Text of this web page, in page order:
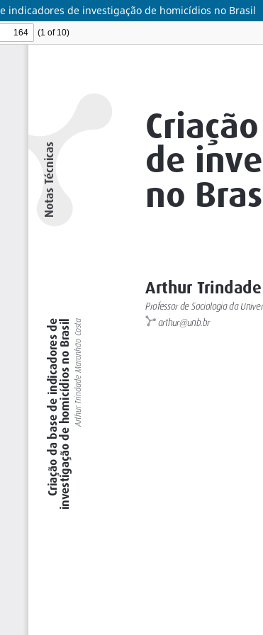
indicadores de investigação de homicídios no Brasil